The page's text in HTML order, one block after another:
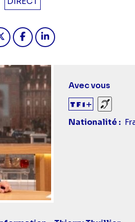
Partager "2026-05-04 10:00
Partager "2026-05-04
Avec vous
Sourds
Nationalité